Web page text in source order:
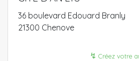
36 boulevard Edouard Branly
21300 Chenove
↯ Créez votre